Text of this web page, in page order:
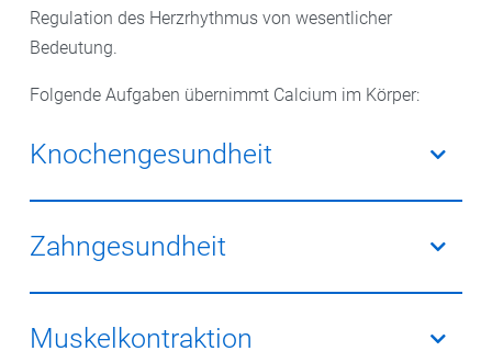
Regulation des Herzrhythmus von wesentlicher
Bedeutung.
Folgende Aufgaben übernimmt Calcium im Körper:
Knochengesundheit
Eingebettet in das sogenannte Kollagen macht
Calcium als Mineralbaustein den Knochen stabil. Der
Knochenstoffwechsel nimmt Calcium auf und baut es
wieder ab, um den Knochen gesund zu erhalten.
Calcium kann Osteoporose vorbeugen.
Zahngesundheit
Durch Calcium wird der Zahnschmelz
widerstandsfähiger und remineralisiert.
Muskelkontraktion